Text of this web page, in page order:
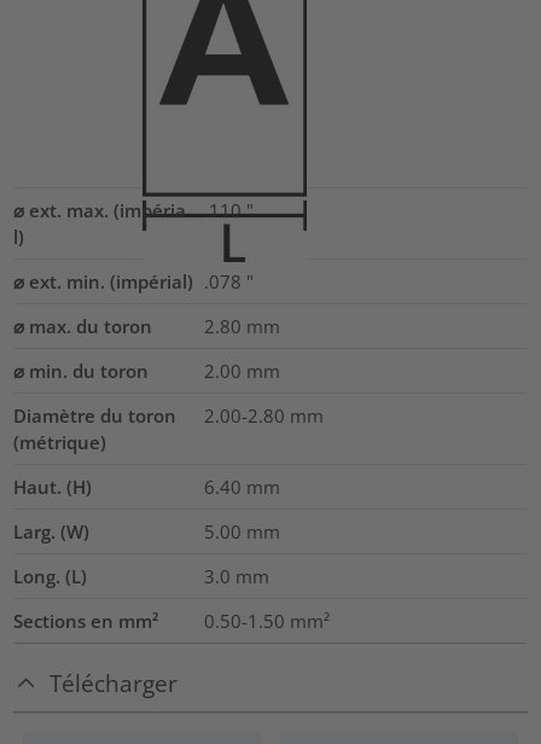
⌀ ext. max. (impéria
l)
.110 "
⌀ ext. min. (impérial) .078 "
⌀ max. du toron
2.80 mm
⌀ min. du toron
2.00 mm
Diamètre du toron
(métrique)
2.00-2.80 mm
Haut. (H) 6.40 mm
Larg. (W)
5.00 mm
Long. (L)
3.0 mm
Sections en mm²
0.50-1.50 mm²
Télécharger